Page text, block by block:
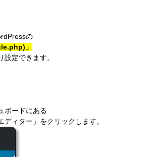
の
」
設定できます。
ボードにある
ディター」をクリックします。